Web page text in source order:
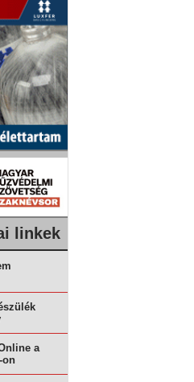
linkek
a
on